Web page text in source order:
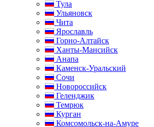
Тула
Ульяновск
Чита
Ярославль
Горно-Алтайск
Ханты-Мансийск
Анапа
Каменск-Уральский
Сочи
Новороссийск
Геленджик
Темрюк
Курган
Комсомольск-на-Амуре